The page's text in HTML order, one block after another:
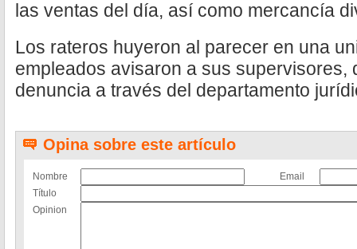
las ventas del día, así como mercancía
Los rateros huyeron al parecer en una
empleados avisaron a sus supervisores,
denuncia a través del departamento
Opina sobre este artículo
Nombre
Email
Título
Opinion